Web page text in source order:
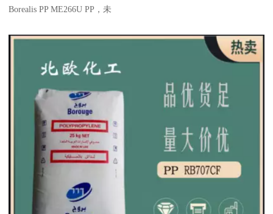
Borealis PP ME266U PP ，未